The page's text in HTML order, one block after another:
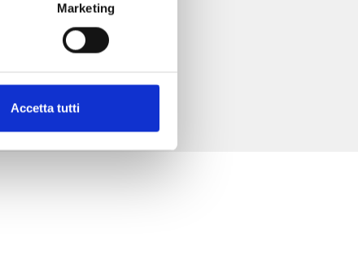
Marketing
Accetta tutti